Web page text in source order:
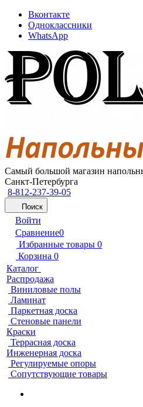
Вконтакте
Одноклассники
WhatsApp
Самый большой магазин
Санкт-Петербурга
8-812-237-39-05
Поиск
Войти
Сравнение0
Избранные товары 0
Корзина 0
Каталог
Распродажа
Виниловые полы
Ламинат
Паркетная доска
Стеновые панели
Краски
Террасная доска
Инженерная доска
Регулируемые опоры
Сопутствующие товары